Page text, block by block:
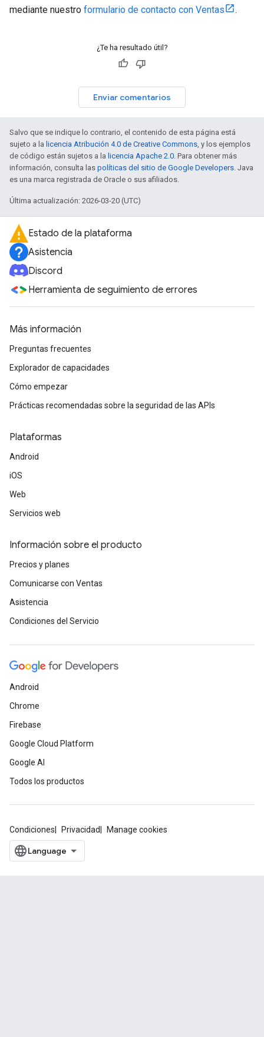
mediante nuestro formulario de contacto con Ventas .
¿Te ha resultado útil?
Enviar comentarios
Salvo que se indique lo contrario, el contenido de esta página está
sujeto a la licencia Atribución 4.0 de Creative Commons, y los ejemplos
de código están sujetos a la licencia Apache 2.0. Para obtener más
información, consulta las políticas del sitio de Google Developers. Java
es una marca registrada de Oracle o sus afiliados.
Última actualización: 2026-03-20 (UTC)
Estado de la plataforma
Asistencia
Discord
Herramienta de seguimiento de errores
Más información
Preguntas frecuentes
Explorador de capacidades
Cómo empezar
Prácticas recomendadas sobre la seguridad de las APIs
Plataformas
Android
iOS
Web
Servicios web
Información sobre el producto
Precios y planes
Comunicarse con Ventas
Asistencia
Condiciones del Servicio
Android
Chrome
Firebase
Google Cloud Platform
Google AI
Todos los productos
Condiciones Privacidad Manage cookies